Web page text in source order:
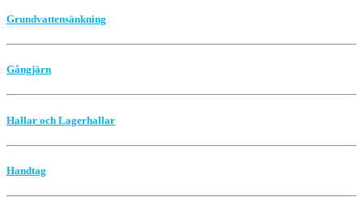
Grundvattensänkning
Gångjärn
Hallar och Lagerhallar
Handtag